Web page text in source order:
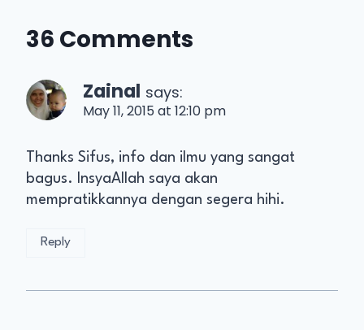
36 Comments
Zainal says:
May 11, 2015 at 12:10 pm
Thanks Sifus, info dan ilmu yang sangat
bagus. InsyaAllah saya akan
mempratikkannya dengan segera hihi.
Reply